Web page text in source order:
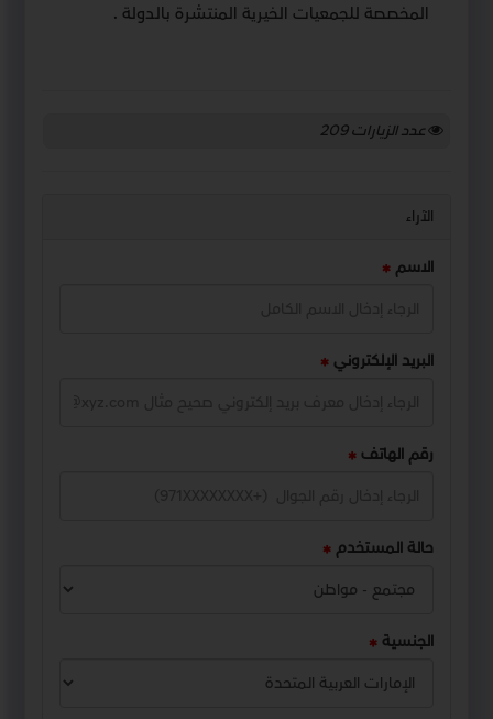
المخصصة للجمعيات الخيرية المنتشرة بالدولة .
عدد الزيارات209
الآراء
الاسم
البريد الإلكتروني
رقم الهاتف
حالة المستخدم
الجنسية